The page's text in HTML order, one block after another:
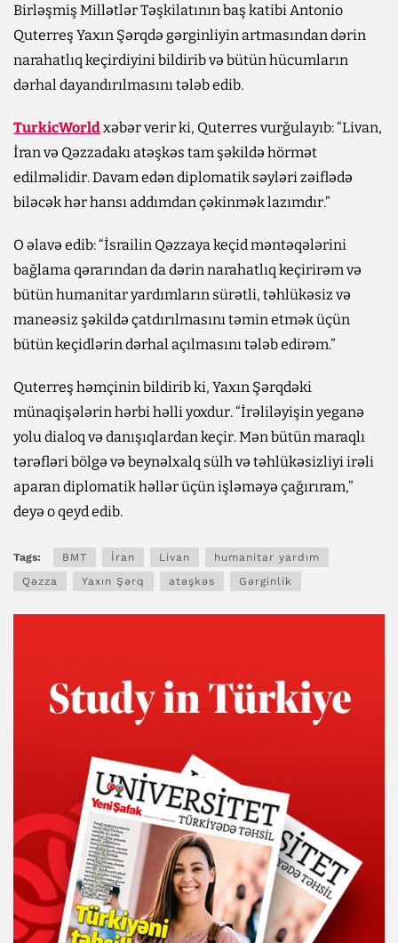
Birləşmiş Millətlər Təşkilatının baş katibi Antonio
Quterreş Yaxın Şərqdə gərginliyin artmasından dərin
narahatlıq keçirdiyini bildirib və bütün hücumların
dərhal dayandırılmasını tələb edib.
TurkicWorldxəbər verir ki, Quterres vurğulayıb: “Livan,
İran və Qəzzadakı atəşkəs tam şəkildə hörmət
edilməlidir. Davam edən diplomatik səyləri zəiflədə
biləcək hər hansı addımdan çəkinmək lazımdır.”
O əlavə edib: “İsrailin Qəzzaya keçid məntəqələrini
bağlama qərarından da dərin narahatlıq keçirirəm və
bütün humanitar yardımların sürətli, təhlükəsiz və
maneəsiz şəkildə çatdırılmasını təmin etmək üçün
bütün keçidlərin dərhal açılmasını tələb edirəm.”
Quterreş həmçinin bildirib ki, Yaxın Şərqdəki
münaqişələrin hərbi həlli yoxdur. “İrəliləyişin yeganə
yolu dialoq və danışıqlardan keçir. Mən bütün maraqlı
tərəfləri bölgə və beynəlxalq sülh və təhlükəsizliyi irəli
aparan diplomatik həllər üçün işləməyə çağırıram,”
deyə o qeyd edib.
Tags: BMT İran Livan
humanitar yardım
Qəzza
Yaxın Şərq atəşkəs Gərginlik